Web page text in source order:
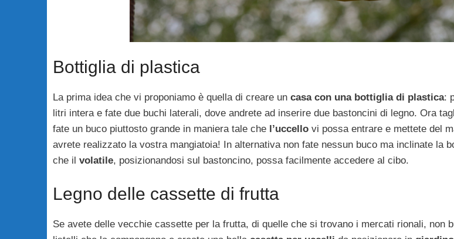
Bottiglia di plastica
La prima idea che vi proponiamo è quella di creare un casa con una bottiglia di plastica:
litri intera e fate due buchi laterali, dove andrete ad inserire due bastoncini di legno. Ora
fate un buco piuttosto grande in maniera tale che l’uccellovi possa entrare e mettete del
avrete realizzato la vostra mangiatoia! In alternativa non fate nessun buco ma inclinate la
che il volatile, posizionandosi sul bastoncino, possa facilmente accedere al cibo.
Legno delle cassette di frutta
Se avete delle vecchie cassette per la frutta, di quelle che si trovano i mercati rionali, non